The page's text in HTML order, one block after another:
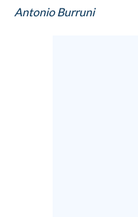
NOTIZIE
Antonio Burruni